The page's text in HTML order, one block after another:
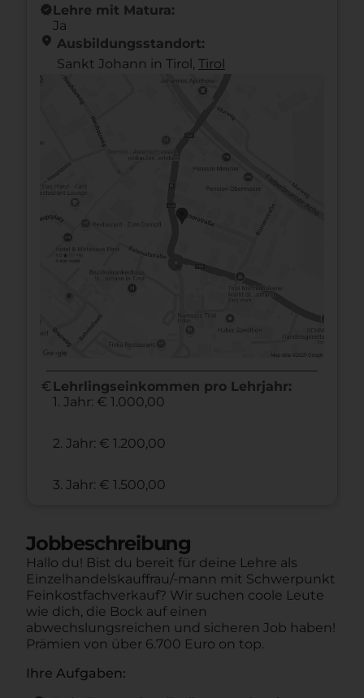
new_releasesLehre mit Matura:
Ja
location_on Ausbildungsstandort:
Sankt Johann in Tirol, Tirol
euro Lehrlingseinkommen pro Lehrjahr:
1. Jahr: € 1.000,00
2. Jahr: € 1.200,00
3. Jahr: € 1.500,00
Jobbeschreibung
Hallo du! Bist du bereit für deine Lehre als
Einzelhandelskauffrau/-mann mit Schwerpunkt
Feinkostfachverkauf? Wir suchen coole Leute
wie dich, die Bock auf einen
abwechslungsreichen und sicheren Job haben!
Prämien von über 6.700 Euro on top.
Ihre Aufgaben: